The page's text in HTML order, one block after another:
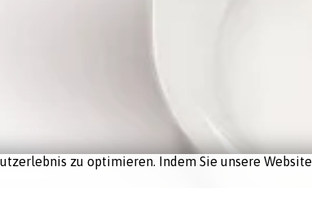
zu optimieren. Indem Sie unsere